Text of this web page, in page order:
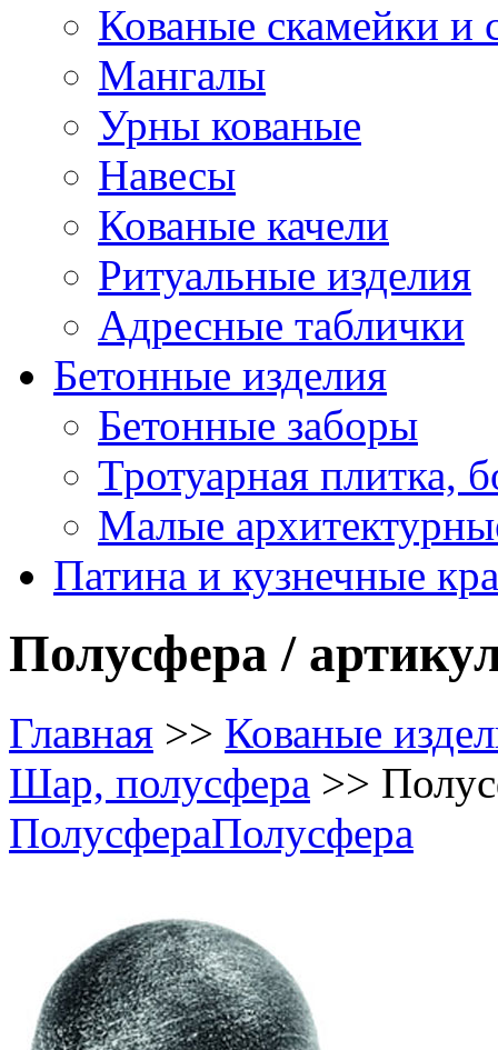
Кованые скамейки и
Мангалы
Урны кованые
Навесы
Кованые качели
Ритуальные изделия
Адресные таблички
Бетонные изделия
Бетонные заборы
Тротуарная плитка,
Малые
Патина и кузнечные
Полусфера /
Главная >> Кованые
Шар, полусфера >>
ПолусфераПолусфера